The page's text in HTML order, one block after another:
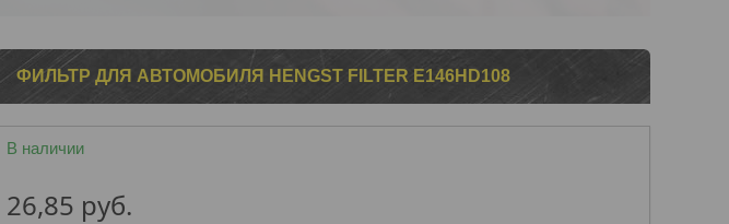
ФИЛЬТР ДЛЯ АВТОМОБИЛЯ HENGST FILTER E146HD108
В наличии
26,85 руб.